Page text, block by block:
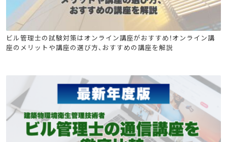
ビル管
ビル管理士の試験対策はオンライン講座がおすすめ！オンライン講
座のメリットや講座の選び方、おすすめの講座を解説